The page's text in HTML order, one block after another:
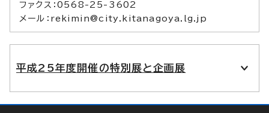
ファクス：0568-25-3602
メール：rekimin@city.kitanagoya.lg.jp
平成25年度開催の特別展と企画展